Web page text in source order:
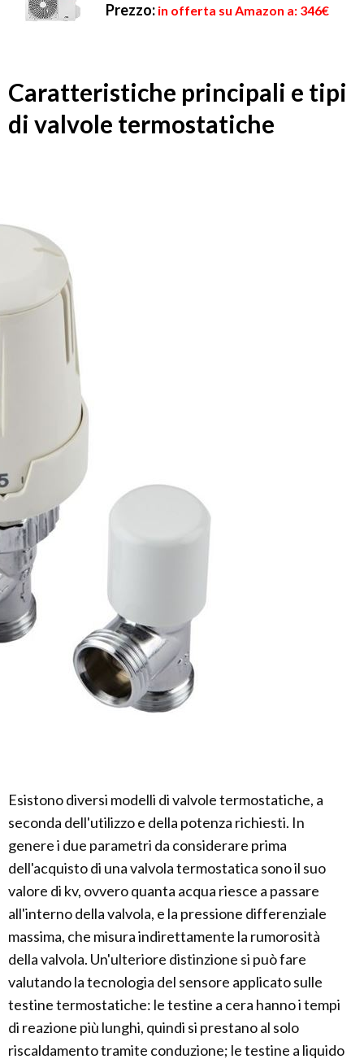
Prezzo: in offerta su Amazon a: 346€
Caratteristiche principali e tipi
di valvole termostatiche
Esistono diversi modelli di valvole termostatiche, a
seconda dell'utilizzo e della potenza richiesti. In
genere i due parametri da considerare prima
dell'acquisto di una valvola termostatica sono il suo
valore di kv, ovvero quanta acqua riesce a passare
all'interno della valvola, e la pressione differenziale
massima, che misura indirettamente la rumorosità
della valvola. Un'ulteriore distinzione si può fare
valutando la tecnologia del sensore applicato sulle
testine termostatiche: le testine a cera hanno i tempi
di reazione più lunghi, quindi si prestano al solo
riscaldamento tramite conduzione; le testine a liquido